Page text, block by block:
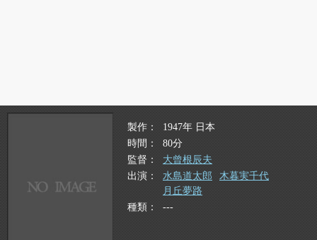
製作
1947年 日本
時間
80分
監督
大曾根辰夫
出演
水島道太郎
木暮実千代
月丘夢路
種類
---